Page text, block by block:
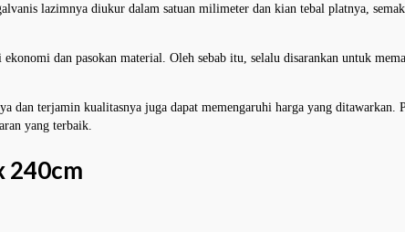
lazimnya diukur dalam satuan milimeter dan kian tebal platnya,
dan pasokan material. Oleh sebab itu, selalu disarankan untuk
terjamin kualitasnya juga dapat memengaruhi harga yang ditawarkan.
yang terbaik.
240cm